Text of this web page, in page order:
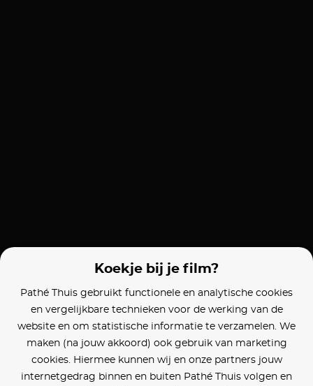
Koekje bij je film?
Pathé Thuis gebruikt functionele en analytische cookies
en vergelijkbare technieken voor de werking van de
website en om statistische informatie te verzamelen. We
maken (na jouw akkoord) ook gebruik van marketing
cookies. Hiermee kunnen wij en onze partners jouw
internetgedrag binnen en buiten Pathé Thuis volgen en